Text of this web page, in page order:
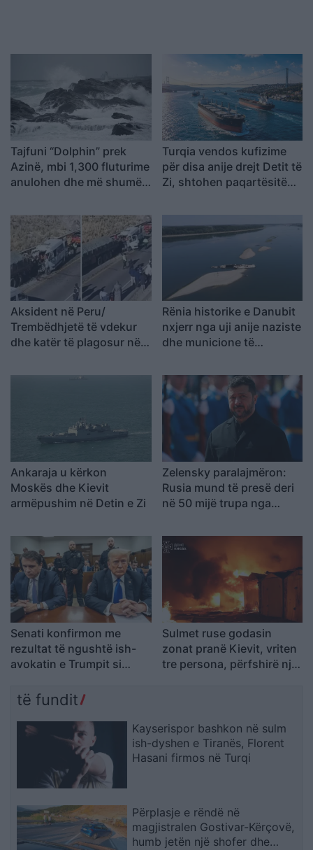
Tajfuni “Dolphin” prek
Azinë, mbi 1,300 fluturime
anulohen dhe më shumë
evakuohen
Turqia vendos kufizime
për disa anije drejt Detit të
Zi, shtohen paqartësitë
Aksident në Peru/
Trembëdhjetë të vdekur
dhe katër të plagosur në
dhe kamionit
Rënia historike e Danubit
nxjerr nga uji anije naziste
dhe municione të
së Dytë Botërore
Ankaraja u kërkon
Moskës dhe Kievit
armëpushim në Detin e Zi
Zelensky paralajmëron:
Rusia mund të presë deri
në 50 mijë trupa nga
Senati konfirmon me
rezultat të ngushtë ish-
avokatin e Trumpit si
të SHBA-së
Sulmet ruse godasin
zonat pranë Kievit, vriten
tre persona, përfshirë një
të fundit
Kayserispor bashkon në sulm
ish-dyshen e Tiranës, Florent
Hasani firmos në Turqi
Përplasje e rëndë në
magjistralen Gostivar-Kërçovë,
humb jetën një shofer dhe